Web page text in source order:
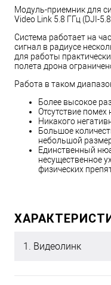
Модуль-приемник для
Video Link 5.8 ГГц (DJI-
Система работает на
сигнал в радиусе
для работы
полета дрона
Работа в таком
Более высокое
Отсутствие помех
Никакого
Большое
небольшой
Единственный
несущественное
физических
1. Видеолинк